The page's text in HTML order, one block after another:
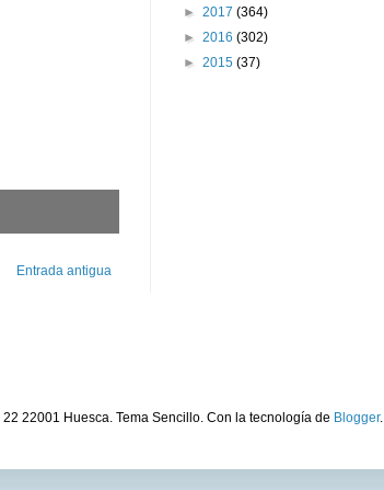
Entrada antigua
► 2017 (364)
► 2016 (302)
► 2015 (37)
22001 Huesca. Tema Sencillo. Con la tecnología de Blogger.